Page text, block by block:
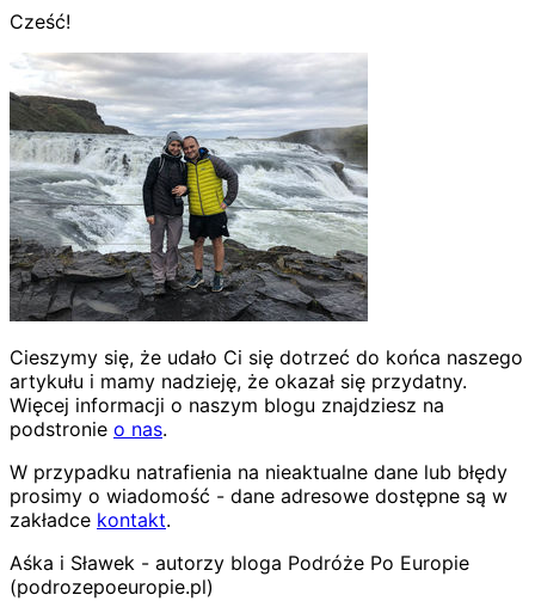
Cześć!
Cieszymy się, że udało Ci się dotrzeć do końca naszego
artykułu i mamy nadzieję, że okazał się przydatny.
Więcej informacji o naszym blogu znajdziesz na
podstronie o nas.
W przypadku natrafienia na nieaktualne dane lub błędy
prosimy o wiadomość - dane adresowe dostępne są w
zakładce kontakt.
Aśka i Sławek - autorzy bloga Podróże Po Europie
(podrozepoeuropie.pl)